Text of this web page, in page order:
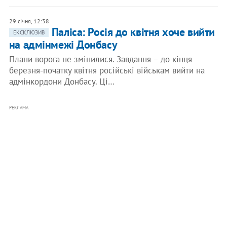
29 січня, 12:38
ЕКСКЛЮЗИВ
Паліса: Росія до квітня хоче вийти
на адмінмежі Донбасу
Плани ворога не змінилися. Завдання – до кінця
березня-початку квітня російські військам вийти на
адмінкордони Донбасу. Ці…
РЕКЛАМА